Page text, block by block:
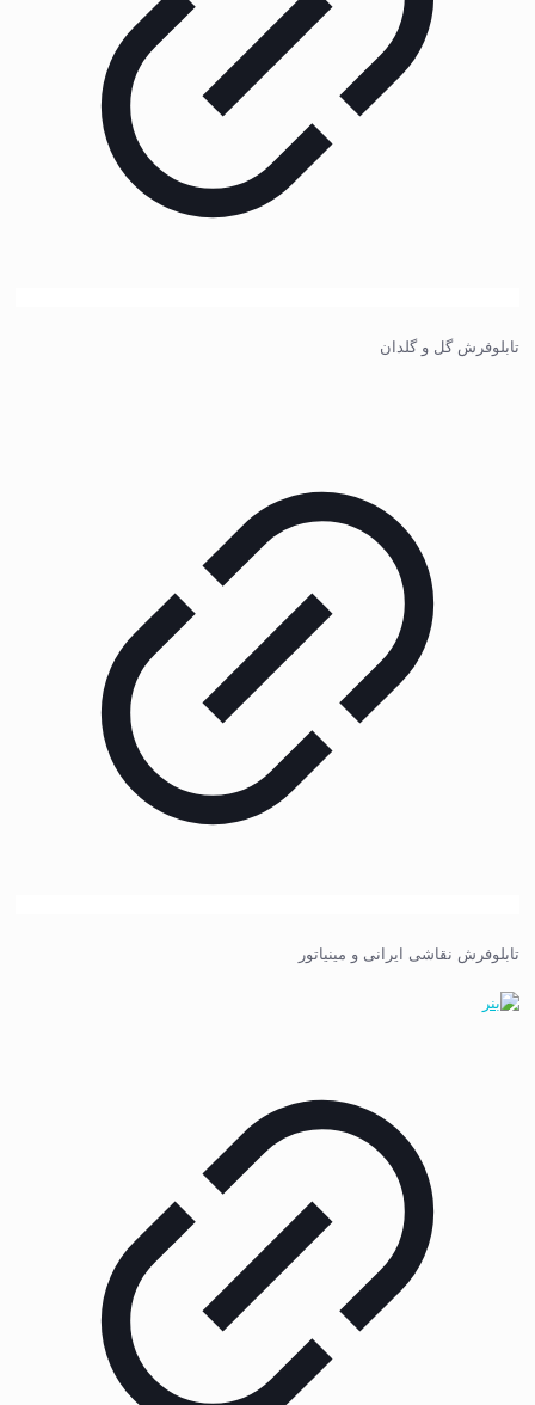
تابلوفرش گل و گلدان
تابلوفرش نقاشی ایرانی و مینیاتور